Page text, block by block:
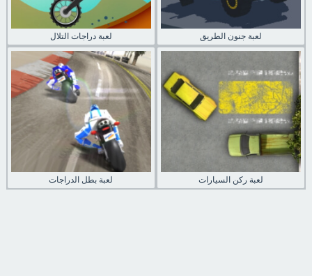
لعبة دراجات التلال لعبة جنون الطريق
لعبة بطل الدراجات لعبة ركن السيارات